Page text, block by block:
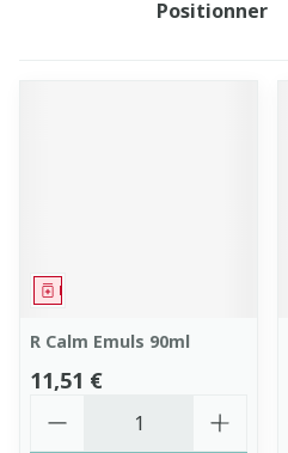
Trier par:
Médicament
R Calm Emuls 90ml
11,51 €